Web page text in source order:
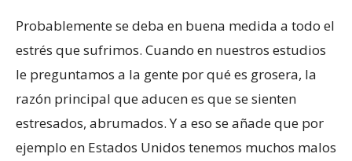
Probablemente se deba en buena medida a todo el
estrés que sufrimos. Cuando en nuestros estudios
le preguntamos a la gente por qué es grosera, la
razón principal que aducen es que se sienten
estresados, abrumados. Y a eso se añade que por
ejemplo en Estados Unidos tenemos muchos malos